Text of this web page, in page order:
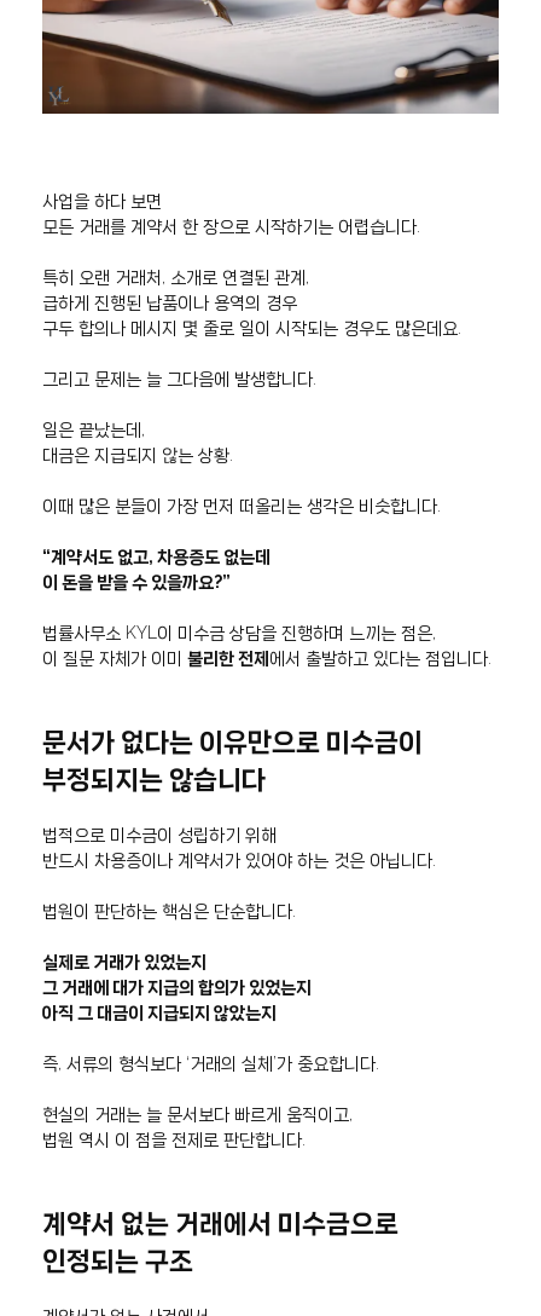
사업을 하다 보면
모든 거래를 계약서 한 장으로 시작하기는 어렵습니다.
특히 오랜 거래처, 소개로 연결된 관계,
급하게 진행된 납품이나 용역의 경우
구두 합의나 메시지 몇 줄로 일이 시작되는 경우도 많은데요.
그리고 문제는 늘 그다음에 발생합니다.
일은 끝났는데,
대금은 지급되지 않는 상황.
이때 많은 분들이 가장 먼저 떠올리는 생각은 비슷합니다.
“계약서도 없고, 차용증도 없는데
이 돈을 받을 수 있을까요?”
법률사무소 KYL이 미수금 상담을 진행하며 느끼는 점은,
이 질문 자체가 이미 불리한 전제에서 출발하고 있다는 점입니다.
문서가 없다는 이유만으로 미수금이
부정되지는 않습니다
법적으로 미수금이 성립하기 위해
반드시 차용증이나 계약서가 있어야 하는 것은 아닙니다.
법원이 판단하는 핵심은 단순합니다.
실제로 거래가 있었는지
그 거래에 대가 지급의 합의가 있었는지
아직 그 대금이 지급되지 않았는지
즉, 서류의 형식보다 ‘거래의 실체’가 중요합니다.
현실의 거래는 늘 문서보다 빠르게 움직이고,
법원 역시 이 점을 전제로 판단합니다.
계약서 없는 거래에서 미수금으로
인정되는 구조